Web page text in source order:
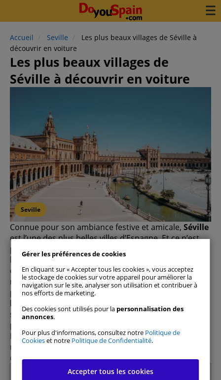
Accueil Seville
Les plus beaux villages de Séville à
découvrir en voiture
Les plus beaux villages de
Séville à découvrir en voiture
Seville
Connue pour son ambiance festive et amicale, Séville
est l’une des plus belles villes d’Espagne. Et ce n’est
pas un hasard : c’est une ville qui réunit la culture,
l’art, l’architecture, l’histoire et la gastronomie et qui
offre aux touristes une grande variété de loisirs qui
ne vous laissera pas le temps de vous ennuyer. De
plus, DoYouSpain vous propose
beaux villages à découvrir à Séville
sont peut-être pas aussi connus que Séville, mais ils
possèdent tous un charme spécial qui les caractérise.
De ce fait, si vous vous trouvez dans la région,
n’hésitez pas à
louer une voiture à Séville
découvrir ces merveilleux villages de notre sélection.
Summary
Gérer les préférences de cookies
En cliquant sur « Accepter tous les cookies », vous acceptez
le stockage de cookies sur votre appareil pour améliorer la
navigation sur le site, analyser son utilisation et contribuer à
nos efforts de marketing.
Des cookies sont utilisés pour la personnalisation des
annonces.
Pour plus d'informations, consultez notre Politique de
Cookieset notre Politique de Confidentialité.
Accepter tous les cookies
Tout autoriser